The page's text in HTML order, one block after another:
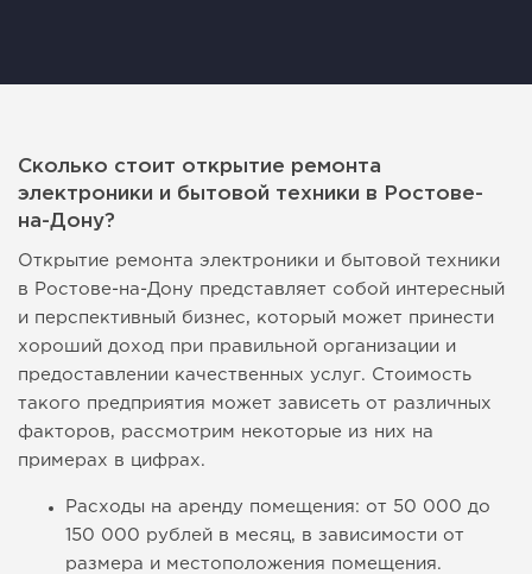
Сколько стоит открытие ремонта
электроники и бытовой техники в Ростове-
на-Дону?
Открытие ремонта электроники и бытовой техники
в Ростове-на-Дону представляет собой интересный
и перспективный бизнес, который может принести
хороший доход при правильной организации и
предоставлении качественных услуг. Стоимость
такого предприятия может зависеть от различных
факторов, рассмотрим некоторые из них на
примерах в цифрах.
Расходы на аренду помещения: от 50 000 до
150 000 рублей в месяц, в зависимости от
размера и местоположения помещения.